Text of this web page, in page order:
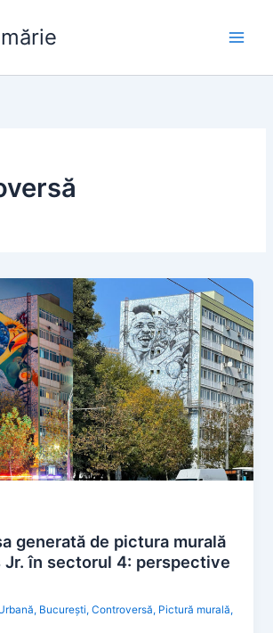
generată de pictura murală
în sectorul 4: perspective
, București,Controversă, Pictură murală,